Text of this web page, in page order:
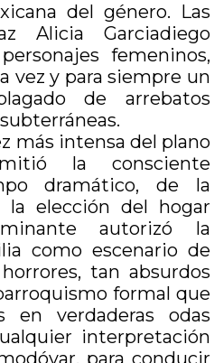
del género. Las
Alicia Garciadiego
femeninos,
vez y para siempre un
de arrebatos
más intensa del plano
la consciente
dramático, de la
elección del hogar
autorizó la
como escenario de
tan absurdos
formal que
en verdaderas odas
interpretación
para conducir